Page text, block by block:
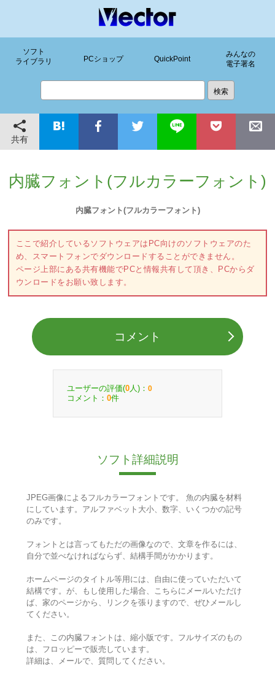
ソフト
ライブラリ
PCショップ QuickPoint
みんなの
電子署名
共有
内臓フォント(フルカラーフォント)
内臓フォント(フルカラーフォント)
ここで紹介しているソフトウェアはPC向けのソフトウェアのた
め、スマートフォンでダウンロードすることができません。
ページ上部にある共有機能でPCと情報共有して頂き、PCからダ
ウンロードをお願い致します。
コメント
ユーザーの評価(0 人)： 0
コメント： 0件
ソフト詳細説明
JPEG画像によるフルカラーフォントです。 魚の内臓を材料
にしています。アルファベット大小、数字、いくつかの記号
のみです。
フォントとは言ってもただの画像なので、文章を作るには、
自分で並べなければならず、結構手間がかかります。
ホームページのタイトル等用には、自由に使っていただいて
結構です。が、もし使用した場合、こちらにメールいただけ
ば、家のページから、リンクを張りますので、ぜひメールし
てください。
また、この内臓フォントは、縮小版です。フルサイズのもの
は、フロッピーで販売しています。
詳細は、メールで、質問してください。